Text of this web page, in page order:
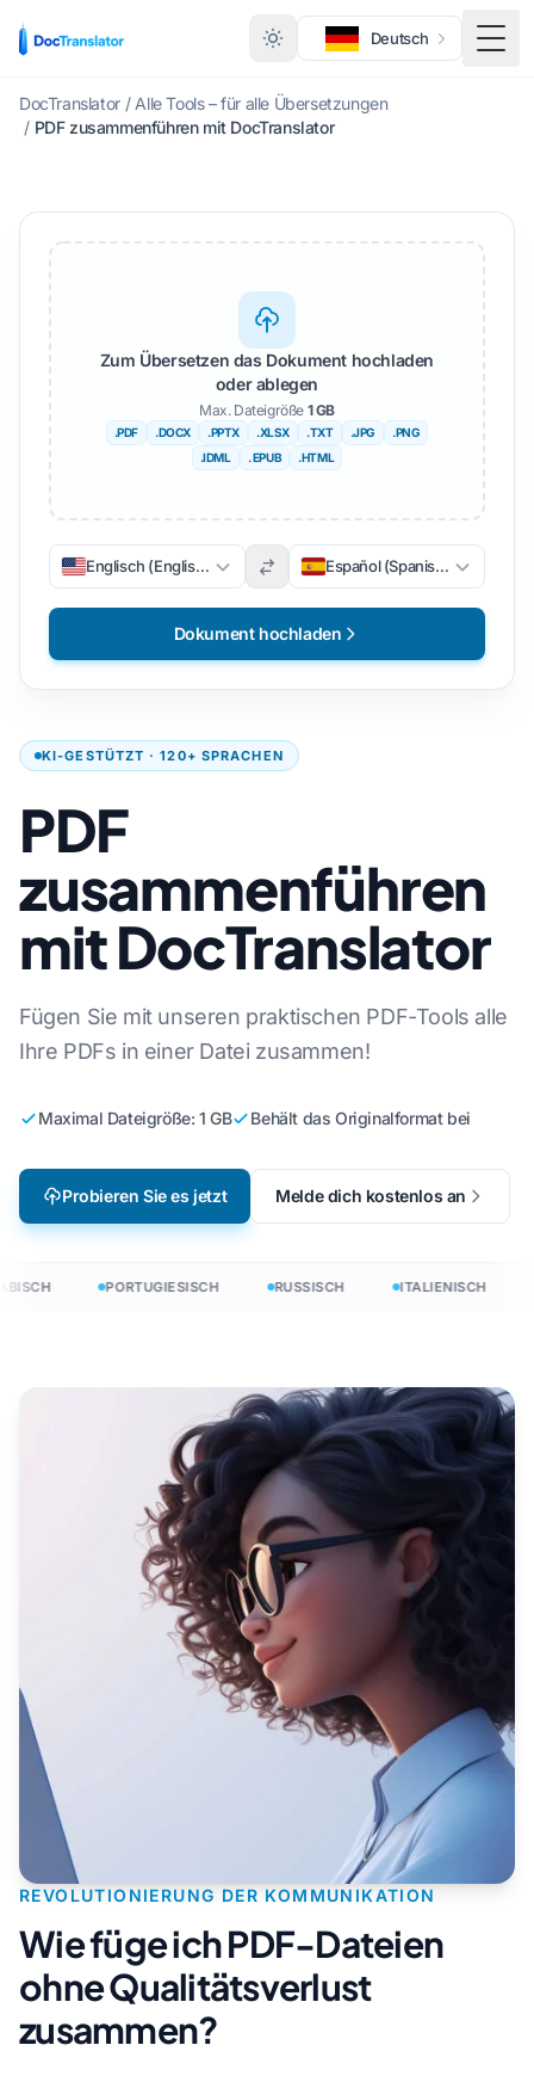
Deutsch
DocTranslator / Alle Tools – für alle Übersetzungen
/ PDF zusammenführen mit DocTranslator
KI-GESTÜTZT · 120+ SPRACHEN
PDF
zusammenführen
mit DocTranslator
Fügen Sie mit unseren praktischen PDF-Tools alle
Ihre PDFs in einer Datei zusammen!
Maximal Dateigröße: 1 GB Behält das Originalformat bei
Probieren Sie es jetzt Melde dich kostenlos an
Zum Übersetzen das Dokument hochladen
oder ablegen
Max. Dateigröße 1 GB
.PDF .DOCX .PPTX .XLSX .TXT .JPG
.PNG
.IDML
. EPUB .HTML
Englisch (Englisch) Español (Spanisch)
Dokument hochladen
PORTUGIESISCH RUSSISCH ITALIENISCH
REVOLUTIONIERUNG DER KOMMUNIKATION
Wie füge ich PDF-Dateien
ohne Qualitätsverlust
zusammen?